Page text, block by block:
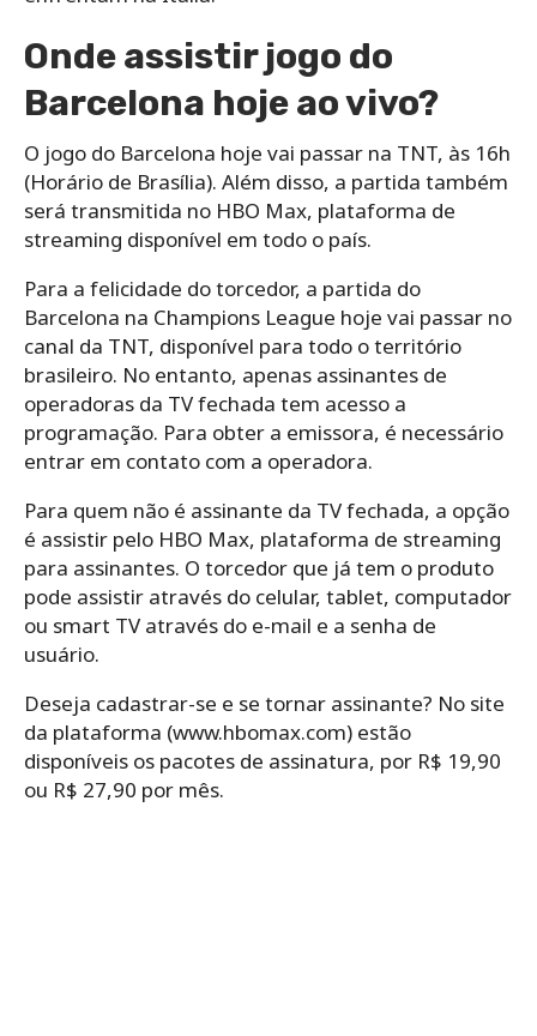
Onde assistir jogo do
Barcelona hoje ao vivo?
O jogo do Barcelona hoje vai passar na TNT, às 16h
(Horário de Brasília). Além disso, a partida também
será transmitida no HBO Max, plataforma de
streaming disponível em todo o país.
Para a felicidade do torcedor, a partida do
Barcelona na Champions League hoje vai passar no
canal da TNT, disponível para todo o território
brasileiro. No entanto, apenas assinantes de
operadoras da TV fechada tem acesso a
programação. Para obter a emissora, é necessário
entrar em contato com a operadora.
Para quem não é assinante da TV fechada, a opção
é assistir pelo HBO Max, plataforma de streaming
para assinantes. O torcedor que já tem o produto
pode assistir através do celular, tablet, computador
ou smart TV através do e-mail e a senha de
usuário.
Deseja cadastrar-se e se tornar assinante? No site
da plataforma (www.hbomax.com) estão
disponíveis os pacotes de assinatura, por R$ 19,90
ou R$ 27,90 por mês.